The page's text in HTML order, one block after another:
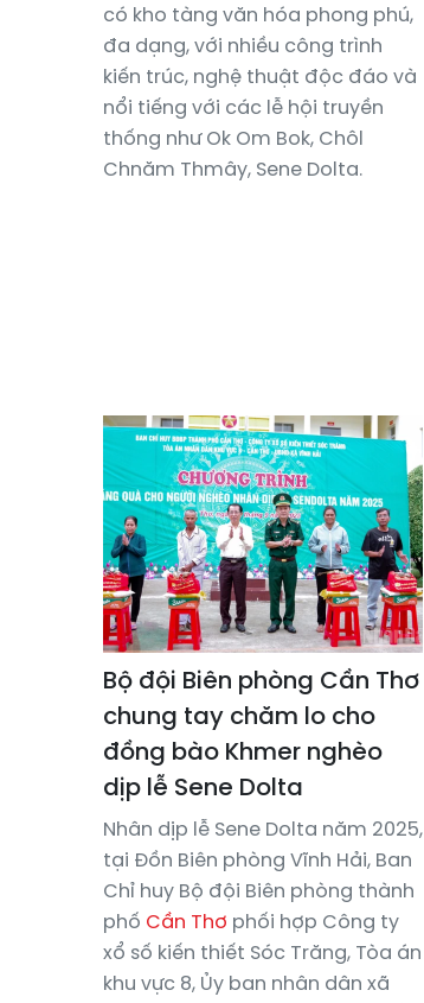
có kho tàng văn hóa phong phú,
đa dạng, với nhiều công trình
kiến trúc, nghệ thuật độc đáo và
nổi tiếng với các lễ hội truyền
thống như Ok Om Bok, Chôl
Chnăm Thmây, Sene Dolta.
Bộ đội Biên phòng Cần Thơ
chung tay chăm lo cho
đồng bào Khmer nghèo
dịp lễ Sene Dolta
Nhân dịp lễ Sene Dolta năm 2025,
tại Đồn Biên phòng Vĩnh Hải, Ban
Chỉ huy Bộ đội Biên phòng thành
phố Cần Thơ phối hợp Công ty
xổ số kiến thiết Sóc Trăng, Tòa án
khu vực 8, Ủy ban nhân dân xã